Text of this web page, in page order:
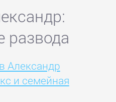
развода
Александр
и семейная